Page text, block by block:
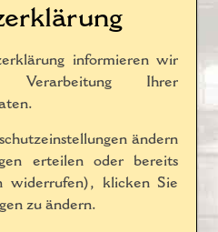
informieren wir
Ihrer
ändern
erteilen oder bereits
widerrufen), klicken Sie
zu ändern.